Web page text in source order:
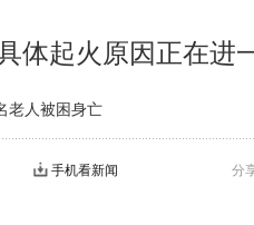
起火原因正在进
老人被困身亡
分
手机看新闻